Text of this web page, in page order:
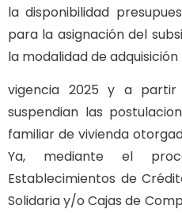
la disponibilidad
para la asignación del
la modalidad de
vigencia 2025 y a
suspendian las
familiar de vivienda
Ya, mediante el
Establecimientos de
Solidaria y/o Cajas de